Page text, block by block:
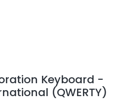
Keyboard -
(QWERTY)